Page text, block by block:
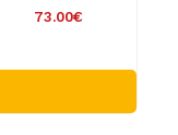
73.00€